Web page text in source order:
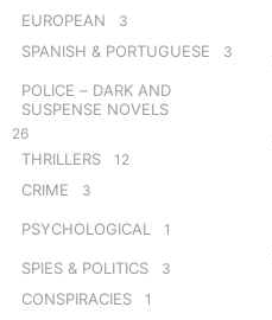
EUROPEAN 3
SPANISH & PORTUGUESE 3
POLICE – DARK AND
SUSPENSE NOVELS
26
THRILLERS 12
CRIME 3
PSYCHOLOGICAL 1
SPIES & POLITICS 3
CONSPIRACIES 1